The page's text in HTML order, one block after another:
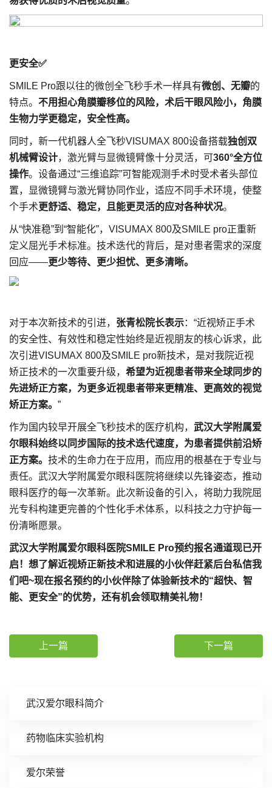
武汉爱尔眼科简介
药物临床实验机构
爱尔荣誉
更安全✅
SMILE Pro跟以往的微创全飞秒手术一样具有微创、无瓣的
特点。 不用担心角膜瓣移位的风险，术后干眼风险小，角膜
生物力学更稳定，安全性高。
同时，新一代机器人全飞秒VISUMAX 800设备搭载独创双
机械臂设计，激光臂与显微镜臂像十分灵活，可360°全方位
操作。设备通过“三维追踪”可智能观测手术时受术者头部位
置，显微镜臂与激光臂协同作业，适应不同手术环境，使整
个手术更舒适、稳定，且能更灵活的应对各种状况。
从“快准稳”到“智能化”，VISUMAX 800及SMILE pro正重新
定义屈光手术标准。技术迭代的背后，是对患者需求的深度
回应——更少等待、更少担忧、更多清晰。
对于本次新技术的引进， 张青松院长表示：“近视矫正手术
的安全性、有效性和稳定性始终是近视朋友的核心诉求，此
次引进VISUMAX 800及SMILE pro新技术，是对我院近视
矫正技术的一次重要升级， 希望为近视患者带来全球同步的
先进矫正方案，为更多近视患者带来更精准、更高效的视觉
矫正方案。 ”
作为国内较早开展全飞秒技术的医疗机构， 武汉大学附属爱
尔眼科始终以同步国际的技术迭代速度，为患者提供前沿矫
正方案。 技术的生命力在于应用，而应用的根基在于专业与
责任。武汉大学附属爱尔眼科医院将继续以先锋姿态，推动
眼科医疗的每一次革新。此次新设备的引入，将助力我院屈
光专科构建更完善的个性化手术体系，以科技之力守护每一
份清晰愿景。
武汉大学附属爱尔眼科医院SMILE Pro预约报名通道现已开
启！想了解近视矫正新技术和进展的小伙伴赶紧后台私信我
们吧~现在报名预约的小伙伴除了体验新技术的“超快、智
能、更安全”的优势，还有机会领取精美礼物！
上一篇 下一篇